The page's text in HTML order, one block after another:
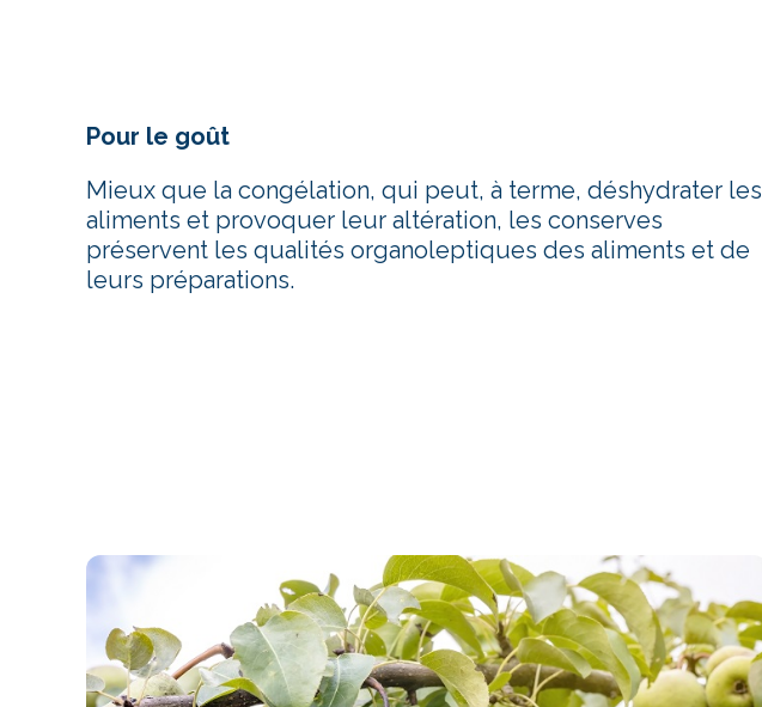
Pour le goût
Mieux que la congélation, qui peut, à terme, déshydrater les
aliments et provoquer leur altération, les conserves
préservent les qualités organoleptiques des aliments et de
leurs préparations.